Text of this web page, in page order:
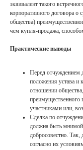
эквивалент такого
корпоративного договора о
общества)
чем купля-продажа,
Практические выводы
Перед отчуждением
положения устава и
отношении
преимущественного
участниками или,
Сделка по
должна быть
добросовестно.
согласно их
+7 (495)